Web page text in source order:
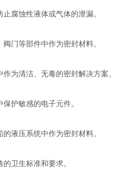
腐蚀性液体或气体的泄漏。
门等部件中作为密封材料。
清洁、无毒的密封解决方案。
护敏感的电子元件。
液压系统中作为密封材料。
卫生标准和要求。